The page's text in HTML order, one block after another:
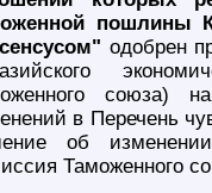
пошлины
одобрен
союза)
в Перечень
об
Таможенного